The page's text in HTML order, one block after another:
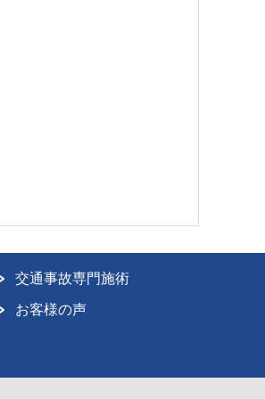
交通事故専門施術
お客様の声